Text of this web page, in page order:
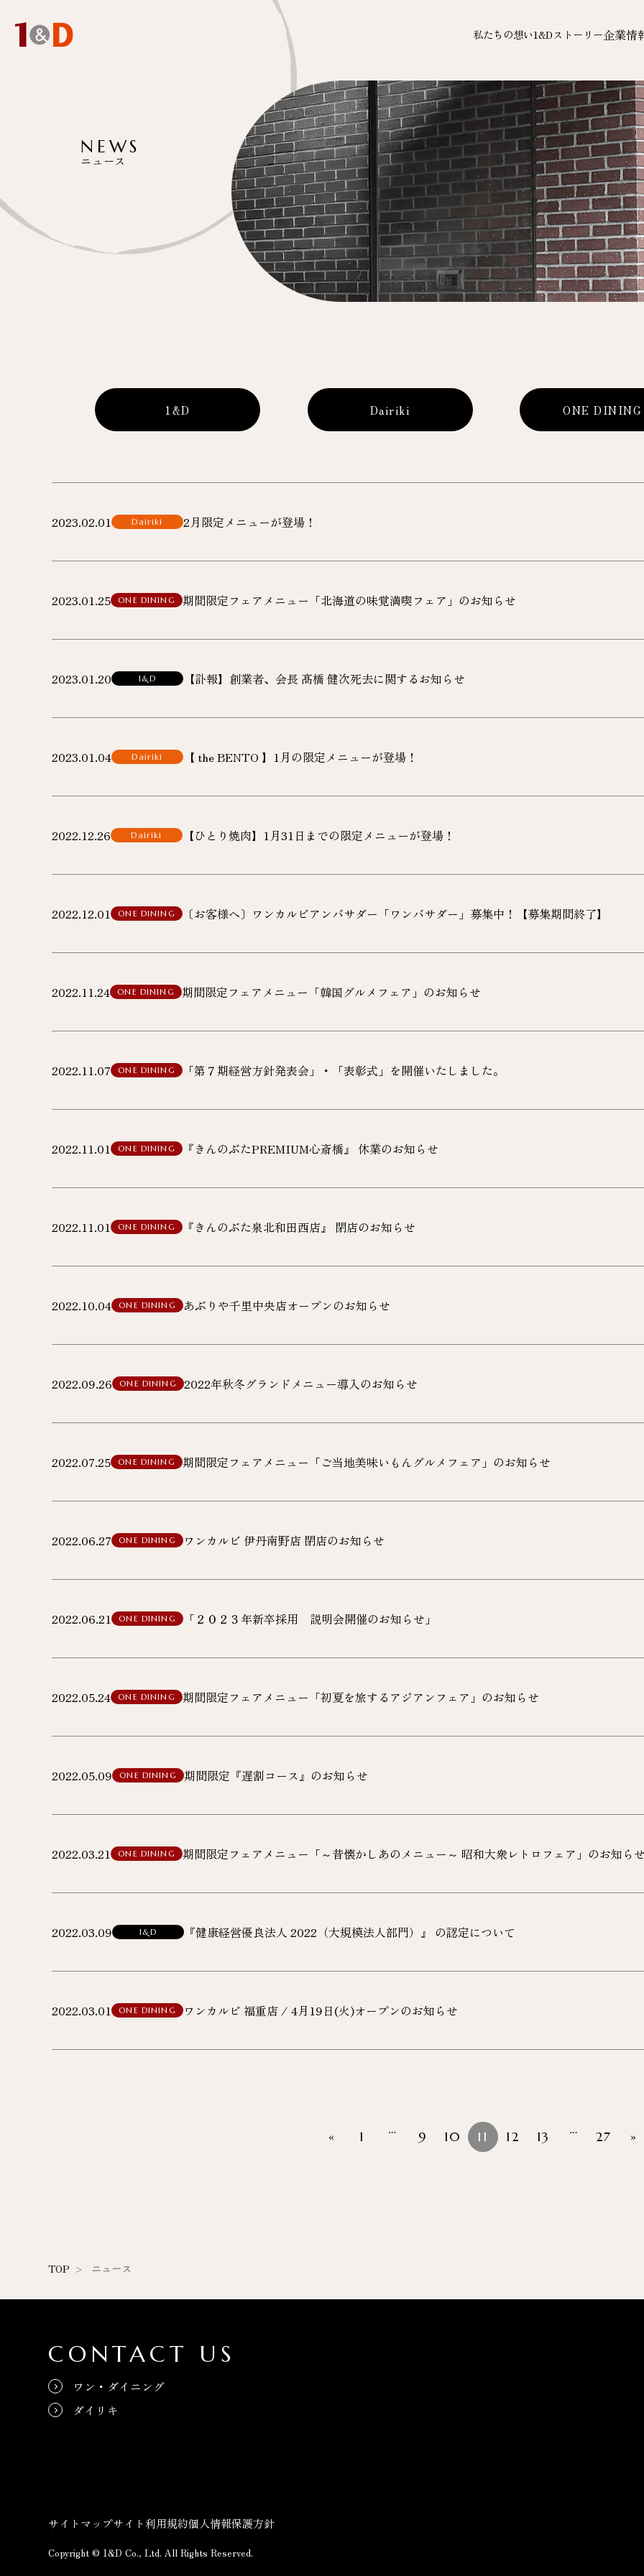
私たちの想い1&Dストーリー企業情
NEWS
ニュース
1&D Dairiki ONE DINING
2023.02.01 Dairiki 2月限定メニューが登場！
2023.01.25 ONE DINING 期間限定フェアメニュー「北海道の味覚満喫フェア」のお知らせ
2023.01.20 1&D 【訃報】創業者、会長 髙橋 健次死去に関するお知らせ
2023.01.04 Dairiki 【 the BENTO 】1月の限定メニューが登場！
2022.12.26 Dairiki 【ひとり焼肉】1月31日までの限定メニューが登場！
2022.12.01 ONE DINING 〔お客様へ〕ワンカルビアンバサダー「ワンバサダー」募集中！【募集期間終了】
2022.11.24 ONE DINING 期間限定フェアメニュー「韓国グルメフェア」のお知らせ
2022.11.07 ONE DINING 「第７期経営方針発表会」・「表彰式」を開催いたしました。
2022.11.01 ONE DINING 『きんのぶたPREMIUM心斎橋』 休業のお知らせ
2022.11.01 ONE DINING 『きんのぶた泉北和田西店』 閉店のお知らせ
2022.10.04 ONE DINING あぶりや千里中央店オープンのお知らせ
2022.09.26 ONE DINING 2022年秋冬グランドメニュー導入のお知らせ
2022.07.25 ONE DINING 期間限定フェアメニュー「ご当地美味いもんグルメフェア」のお知らせ
2022.06.27 ONE DINING ワンカルビ 伊丹南野店 閉店のお知らせ
2022.06.21 ONE DINING 「２０２３年新卒採用 説明会開催のお知らせ」
2022.05.24 ONE DINING 期間限定フェアメニュー「初夏を旅するアジアンフェア」のお知らせ
2022.05.09 ONE DINING 期間限定『遅割コース』のお知らせ
2022.03.21 ONE DINING 期間限定フェアメニュー「～昔懐かしあのメニュー～ 昭和大衆レトロフェア」のお知ら
2022.03.09 1&D 『健康経営優良法人 2022（大規模法人部門）』 の認定について
2022.03.01 ONE DINING ワンカルビ 福重店 / 4月19日(火)オープンのお知らせ
« 1 … 9 10 11 12 13 … 27 »
TOP ニュース
CONTACT US
ワン・ダイニング
ダイリキ
サイトマップサイト利用規約個人情報保護方針
Copyright © 1&D Co., Ltd. All Rights Reserved.